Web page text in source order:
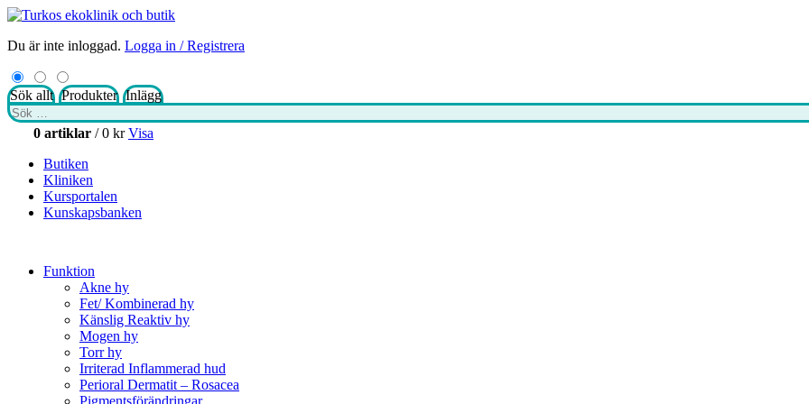
Du är inte inloggad. Logga in / Registrera
Sök allt Produkter Inlägg
Sök
efter:0 artiklar /0 kr Visa
Butiken
Kliniken
Kursportalen
Kunskapsbanken
Funktion
Akne hy
Fet/ Kombinerad hy
Känslig Reaktiv hy
Mogen hy
Torr hy
Irriterad Inflammerad hud
Perioral Dermatit – Rosacea
Pigmentsförändringar